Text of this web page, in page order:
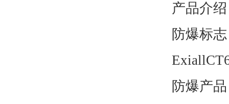
产品介绍
防爆标
防爆产